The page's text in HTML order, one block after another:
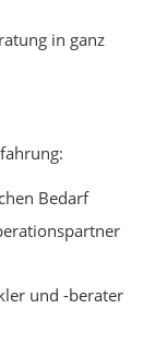
in ganz
Bedarf
und -berater